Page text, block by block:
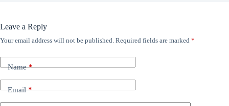
Leave a Reply
Your email address will not be published. Required fields are marked *
Name*
Email*